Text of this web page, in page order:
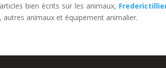
bien écrits sur les animaux,
autres animaux et équipement animalier.